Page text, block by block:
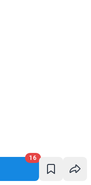
16